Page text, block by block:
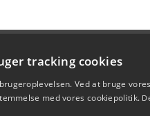
tracking cookies
Ved at bruge
med vores cookiepolitik.